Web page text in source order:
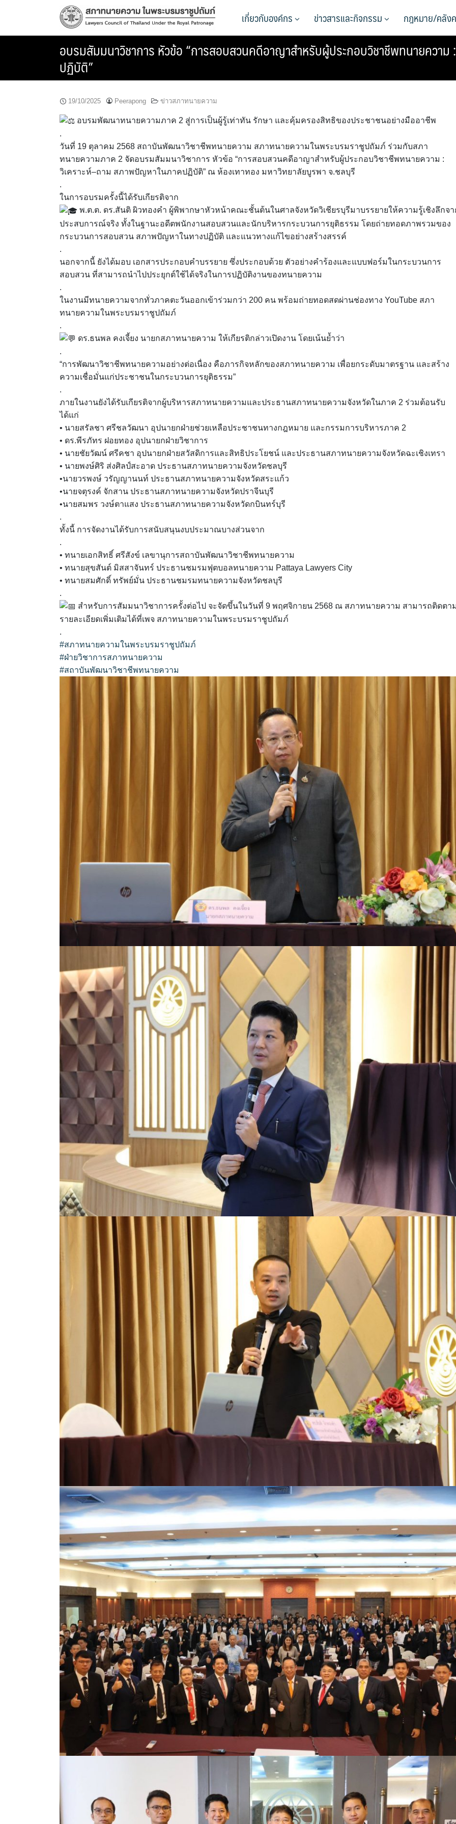
เกี่ยวกับองค์กร ข่าวสารและกิจกรรม กฎหมาย/คลัง
อบรมสัมมนาวิชาการ หัวข้อ “การสอบสวนคดีอาญาสำหรับผู้ประกอบวิชาชีพทนายความ
ปฏิบัติ”
19/10/2025 Peerapong ข่าวสภาทนายความ
อบรมพัฒนาทนายความภาค 2 สู่การเป็นผู้รู้เท่าทัน รักษา และคุ้มครองสิทธิของประชาชนอย่างมืออาชีพ
.
วันที่ 19 ตุลาคม 2568 สถาบันพัฒนาวิชาชีพทนายความ สภาทนายความในพระบรมราชูปถัมภ์ ร่วมกับสภา
ทนายความภาค 2 จัดอบรมสัมมนาวิชาการ หัวข้อ “การสอบสวนคดีอาญาสำหรับผู้ประกอบวิชาชีพทนายความ :
วิเคราะห์–ถาม สภาพปัญหาในภาคปฏิบัติ” ณ ห้องเทาทอง มหาวิทยาลัยบูรพา จ.ชลบุรี
.
ในการอบรมครั้งนี้ได้รับเกียรติจาก
พ.ต.ต. ดร.สันติ ผิวทองคำ ผู้พิพากษาหัวหน้าคณะชั้นต้นในศาลจังหวัดวิเชียรบุรีมาบรรยายให้ความรู้เชิงลึกจ
ประสบการณ์จริง ทั้งในฐานะอดีตพนักงานสอบสวนและนักบริหารกระบวนการยุติธรรม โดยถ่ายทอดภาพรวมของ
กระบวนการสอบสวน สภาพปัญหาในทางปฏิบัติ และแนวทางแก้ไขอย่างสร้างสรรค์
.
นอกจากนี้ ยังได้มอบ เอกสารประกอบคำบรรยาย ซึ่งประกอบด้วย ตัวอย่างคำร้องและแบบฟอร์มในกระบวนการ
สอบสวน ที่สามารถนำไปประยุกต์ใช้ได้จริงในการปฏิบัติงานของทนายความ
.
ในงานมีทนายความจากทั่วภาคตะวันออกเข้าร่วมกว่า 200 คน พร้อมถ่ายทอดสดผ่านช่องทาง YouTube สภา
ทนายความในพระบรมราชูปถัมภ์
.
ดร.ธนพล คงเจี้ยง นายกสภาทนายความ ให้เกียรติกล่าวเปิดงาน โดยเน้นย้ำว่า
.
“การพัฒนาวิชาชีพทนายความอย่างต่อเนื่อง คือภารกิจหลักของสภาทนายความ เพื่อยกระดับมาตรฐาน และสร้าง
ความเชื่อมั่นแก่ประชาชนในกระบวนการยุติธรรม”
.
ภายในงานยังได้รับเกียรติจากผู้บริหารสภาทนายความและประธานสภาทนายความจังหวัดในภาค 2 ร่วมต้อนรับ
ได้แก่
• นายสรัลชา ศรีชลวัฒนา อุปนายกฝ่ายช่วยเหลือประชาชนทางกฎหมาย และกรรมการบริหารภาค 2
• ดร.พีรภัทร ฝอยทอง อุปนายกฝ่ายวิชาการ
• นายชัยวัฒน์ ศรีคชา อุปนายกฝ่ายสวัสดิการและสิทธิประโยชน์ และประธานสภาทนายความจังหวัดฉะเชิงเทรา
• นายพงษ์ศิริ ส่งศิลป์สะอาด ประธานสภาทนายความจังหวัดชลบุรี
•นายวรพงษ์ วรัญญานนท์ ประธานสภาทนายความจังหวัดสระแก้ว
•นายจตุรงค์ จักสาน ประธานสภาทนายความจังหวัดปราจีนบุรี
•นายสมพร วงษ์ตาแสง ประธานสภาทนายความจังหวัดกบินทร์บุรี
.
ทั้งนี้ การจัดงานได้รับการสนับสนุนงบประมาณบางส่วนจาก
.
• ทนายเอกสิทธิ์ ศรีสังข์ เลขานุการสถาบันพัฒนาวิชาชีพทนายความ
• ทนายสุขสันต์ มิสสาจันทร์ ประธานชมรมฟุตบอลทนายความ Pattaya Lawyers City
• ทนายสมศักดิ์ ทรัพย์มั่น ประธานชมรมทนายความจังหวัดชลบุรี
.
สำหรับการสัมมนาวิชาการครั้งต่อไป จะจัดขึ้นในวันที่ 9 พฤศจิกายน 2568 ณ สภาทนายความ สามารถติดตา
รายละเอียดเพิ่มเติมได้ที่เพจ สภาทนายความในพระบรมราชูปถัมภ์
.
#สภาทนายความในพระบรมราชูปถัมภ์
#ฝ่ายวิชาการสภาทนายความ
#สถาบันพัฒนาวิชาชีพทนายความ